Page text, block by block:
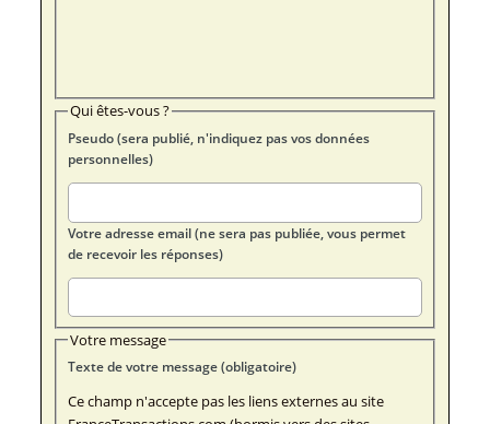
Qui êtes-vous ?
Pseudo (sera publié, n'indiquez pas vos données
personnelles)
Votre adresse email (ne sera pas publiée, vous permet
de recevoir les réponses)
Votre message
Texte de votre message (obligatoire)
Ce champ n'accepte pas les liens externes au site